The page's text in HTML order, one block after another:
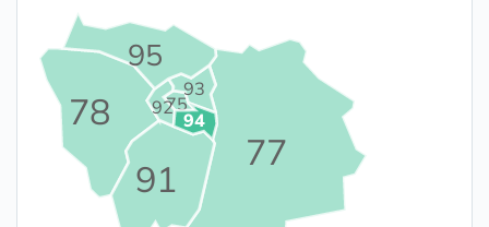
75
77
78
91
92
93
94
95